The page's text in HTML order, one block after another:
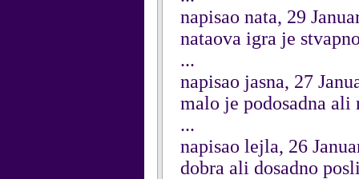
napisao nata, 29
nataova igra je
...
napisao jasna, 27
malo je podosadna ali
...
napisao lejla, 26
dobra ali dosadno